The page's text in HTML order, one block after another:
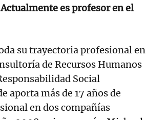
Actualmente es profesor en el
su trayectoria profesional en
de Recursos Humanos
Social
aporta más de 17 años de
en dos compañías